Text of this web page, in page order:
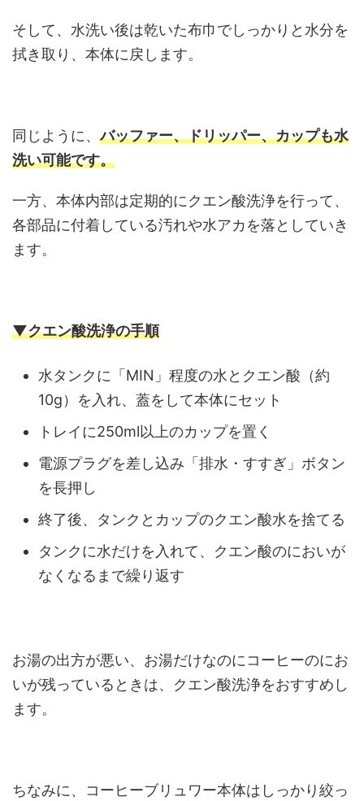
そして、水洗い後は乾いた布巾でしっかりと水分を
拭き取り、本体に戻します。
同じように、バッファー、ドリッパー、カップも水
洗い可能です。
一方、本体内部は定期的にクエン酸洗浄を行って、
各部品に付着している汚れや水アカを落としていき
ます。
▼クエン酸洗浄の手順
水タンクに「MIN」程度の水とクエン酸（約
10g）を入れ、蓋をして本体にセット
トレイに250ml以上のカップを置く
電源プラグを差し込み「排水・すすぎ」ボタン
を長押し
終了後、タンクとカップのクエン酸水を捨てる
タンクに水だけを入れて、クエン酸のにおいが
なくなるまで繰り返す
お湯の出方が悪い、お湯だけなのにコーヒーのにお
いが残っているときは、クエン酸洗浄をおすすめし
ます。
ちなみに、コーヒーブリュワー本体はしっかり絞っ